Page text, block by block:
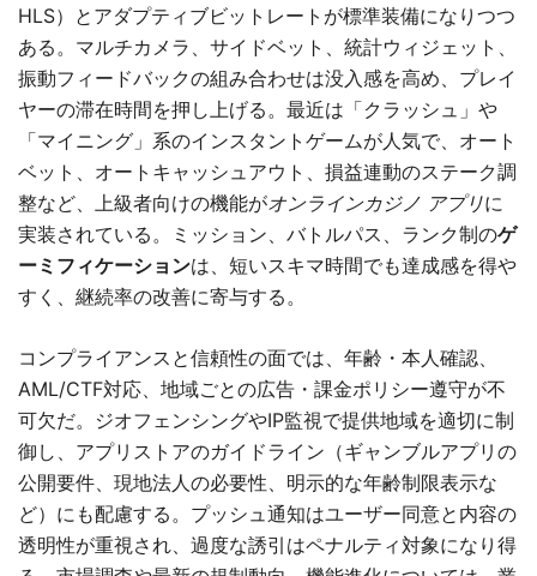
HLS）とアダプティブビットレートが標準装備になりつつ
ある。マルチカメラ、サイドベット、統計ウィジェット、
振動フィードバックの組み合わせは没入感を高め、プレイ
ヤーの滞在時間を押し上げる。最近は「クラッシュ」や
「マイニング」系のインスタントゲームが人気で、オート
ベット、オートキャッシュアウト、損益連動のステーク調
整など、上級者向けの機能がオンラインカジノ アプリに
実装されている。ミッション、バトルパス、ランク制のゲ
ーミフィケーションは、短いスキマ時間でも達成感を得や
すく、継続率の改善に寄与する。
コンプライアンスと信頼性の面では、年齢・本人確認、
AML/CTF対応、地域ごとの広告・課金ポリシー遵守が不
可欠だ。ジオフェンシングやIP監視で提供地域を適切に制
御し、アプリストアのガイドライン（ギャンブルアプリの
公開要件、現地法人の必要性、明示的な年齢制限表示な
ど）にも配慮する。プッシュ通知はユーザー同意と内容の
透明性が重視され、過度な誘引はペナルティ対象になり得